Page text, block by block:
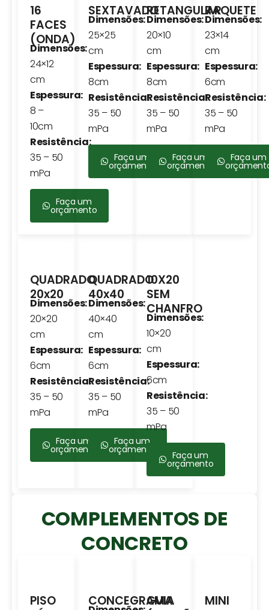
16
FACES
(ONDA)
Dimensões:
24×12
cm
Espessura:
8 –
10cm
Resistência:
35 – 50
mPa
Faça um
orçamento
SEXTAVADO
Dimensões:
25×25
cm
Espessura:
8cm
Resistência:
35 – 50
mPa
Faça um
orçamento
RETANGULAR
Dimensões:
20×10
cm
Espessura:
8cm
Resistência:
35 – 50
mPa
Faça um
orçamento
RAQUETE
Dimensões:
23×14
cm
Espessura:
6cm
Resistência:
35 – 50
mPa
Faça um
QUADRADO
20x20
Dimensões:
20×20
cm
Espessura:
6cm
Resistência:
35 – 50
mPa
Faça um
orçamento
QUADRADO
40x40
Dimensões:
40×40
cm
Espessura:
6cm
Resistência:
35 – 50
mPa
Faça um
orçamento
10X20
SEM
CHANFRO
Dimensões:
10×20
cm
Espessura:
6cm
Resistência:
35 – 50
mPa
Faça um
orçamento
COMPLEMENTOS DE
CONCRETO
PISO
CONCEGRAMA
GUIA
MINI